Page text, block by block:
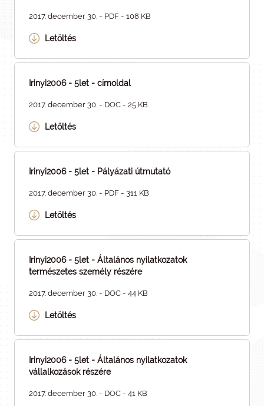
2017. december 30. - PDF - 108 KB
Letöltés
Irinyi2006 - 5let - címoldal
2017. december 30. - DOC - 25 KB
Letöltés
Irinyi2006 - 5let - Pályázati útmutató
2017. december 30. - PDF - 311 KB
Letöltés
Irinyi2006 - 5let - Általános nyilatkozatok
természetes személy részére
2017. december 30. - DOC - 44 KB
Letöltés
Irinyi2006 - 5let - Általános nyilatkozatok
vállalkozások részére
2017. december 30. - DOC - 41 KB